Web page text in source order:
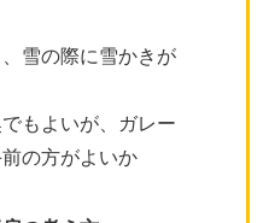
雪の際に雪かきが
もよいが、ガレー
の方がよいか